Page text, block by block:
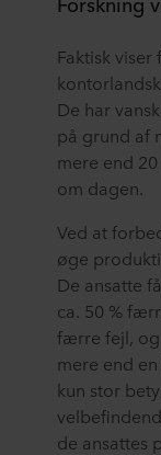
Faktisk
De har
på grund af
mere end
om dagen.
Ved at
øge
De ansatte
ca. 50 %
færre fejl, og
mere end
kun stor
de ansattes